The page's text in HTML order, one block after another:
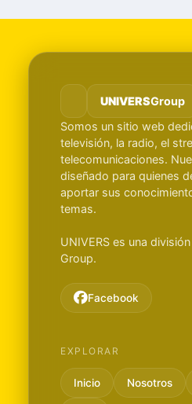
UNIVERSGroup
Somos un sitio web
televisión, la radio, el
telecomunicaciones.
diseñado para quienes
aportar sus
temas.
UNIVERS es una
Group.
Facebook
EXPLORAR
Inicio Nosotros